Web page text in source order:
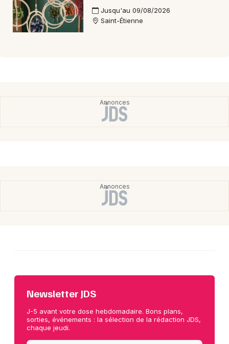
Jusqu'au 09/08/2026
Saint-Étienne
Newsletter JDS
J-5 avant votre dose hebdomadaire. Bons plans,
sorties, événements : la sélection de la rédaction JDS,
chaque jeudi.